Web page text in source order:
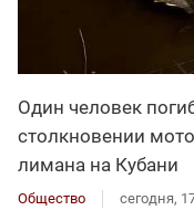
Один человек
столкновении
лимана на Кубани
Общество сегодня,